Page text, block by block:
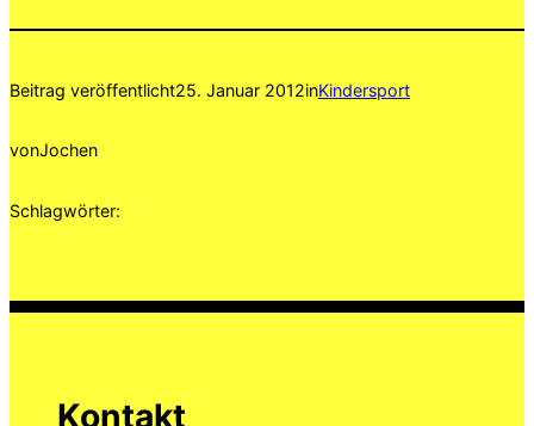
Beitrag veröffentlicht25. Januar 2012inKindersport
vonJochen
Schlagwörter:
Kontakt